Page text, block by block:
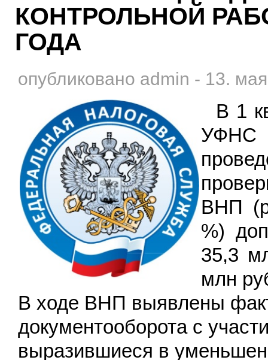
КОНТРОЛЬНОЙ
ГОДА
опубликовано admin - 13.
В 1
УФНС
ВНП
%)
35,3
млн
В ходе ВНП выявлены
документооборота с
выразившиеся в